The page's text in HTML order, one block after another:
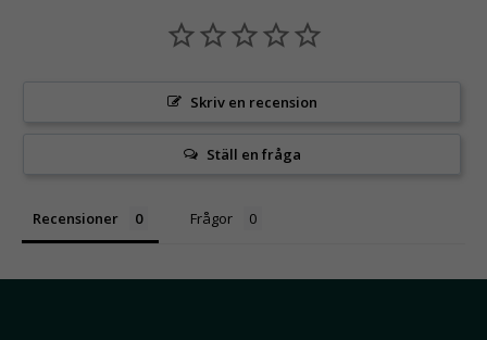
Skriv en recension
Ställ en fråga
Recensioner Frågor